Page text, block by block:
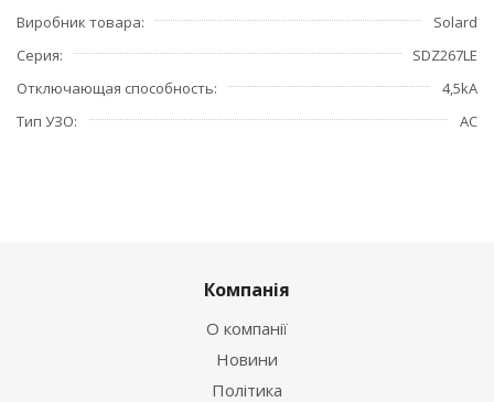
Виробник товара
Solard
Серия
SDZ267LE
Отключающая способность
4,5kA
Тип УЗО
АС
Компанія
О компанії
Новини
Політика